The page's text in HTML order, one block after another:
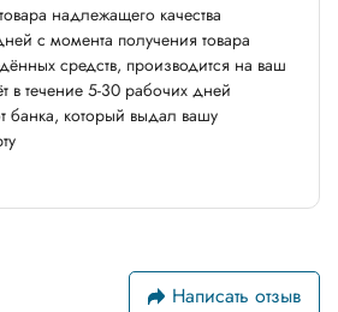
надлежащего качества
с момента получения товара
средств, производится на ваш
в течение 5-30 рабочих дней
банка, который выдал вашу
Написать отзыв